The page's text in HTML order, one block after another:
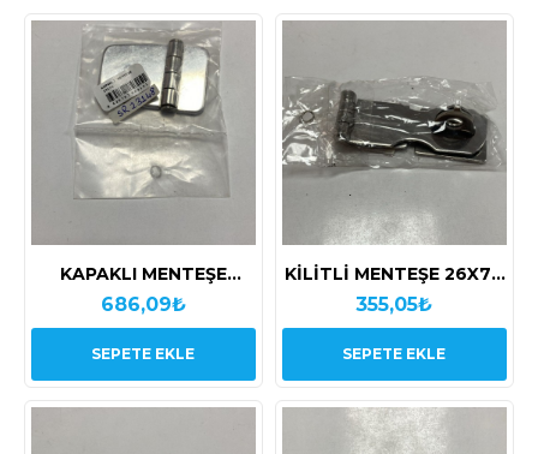
KAPAKLI MENTEŞE
37X56
686,09₺
SEPETE EKLE
KİLİTLİ MENTEŞE 26X70
MM
355,05₺
SEPETE EKLE